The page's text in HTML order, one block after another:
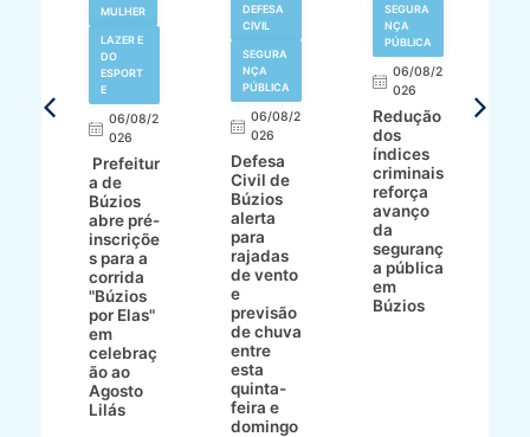
MULHER
LAZER E
DO
ESPORT
E
06/08/2
026
Prefeitur
a de
Búzios
abre pré-
inscriçõe
s para a
corrida
"Búzios
por Elas"
em
celebraç
ão ao
Agosto
Lilás
DEFESA
CIVIL
SEGURA
NÇA
PÚBLICA
06/08/2
026
Defesa
Civil de
Búzios
alerta
para
rajadas
de vento
e
previsão
de chuva
entre
esta
quinta-
feira e
domingo
SEGURA
NÇA
PÚBLICA
06/08/2
026
Redução
dos
índices
criminais
reforça
avanço
da
seguranç
a pública
em
Búzios